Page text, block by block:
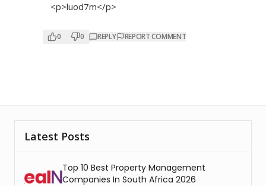
<p>luod7m</p>
0 0 REPLY REPORT COMMENT
Latest Posts
Top 10 Best Property Management
Companies In South Africa 2026